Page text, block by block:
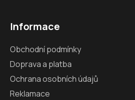
Informace
Obchodní podmínky
Doprava a platba
Ochrana osobních údajů
Reklamace